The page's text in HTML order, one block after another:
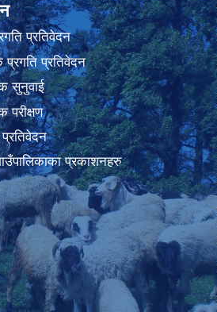
प्रतिवेदन
प्रगति प्रतिवेदन
सुनुवाई
परीक्षण
प्रकाशनहरु